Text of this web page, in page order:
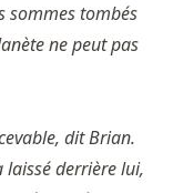
sommes tombés
ne peut pas
dit Brian.
derrière lui,